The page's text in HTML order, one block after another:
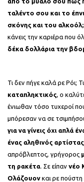
ταλέντο σου και το
σκόνης και του αλκοόλ;
κάνεις την καριέρα που
δέκα δολλάρια την
Τι δεν πήγε καλά ρε Ρόι;
καταπληκτικός , ο
ένιωθαν τόσο τυχεροί
μπόρεσαν να σε
για να γίνεις όχι απλά
ένας αληθινός
απρόβλεπτος, γρήγορος
τη ρακέτα . Σε είπαν νέο
Ολάζουον και ρε